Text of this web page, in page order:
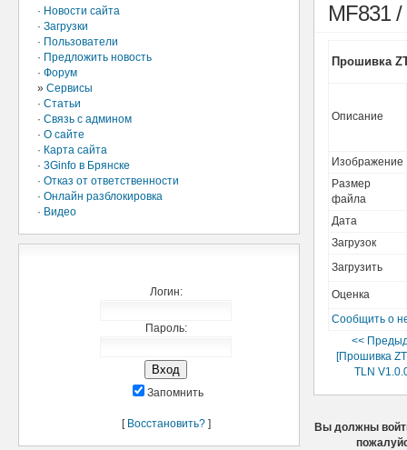
· Новости сайта
· Загрузки
· Пользователи
· Предложить новость
· Форум
» Сервисы
· Статьи
· Связь с админом
· О сайте
· Карта сайта
· 3Ginfo в Брянске
· Отказ от ответственности
· Онлайн разблокировка
· Видео
Логин:
Пароль:
Запомнить
[ Восстановить?]
MF831
Прошивка
Описание
Изображение
Размер
файла
Дата
Загрузок
Загрузить
Оценка
Сообщить о
<<
[Прошивка
TLN
Вы должны